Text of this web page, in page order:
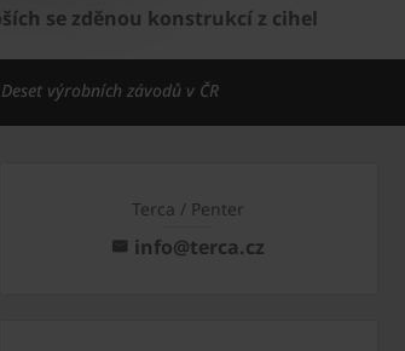
se zděnou konstrukcí z cihel
Deset výrobních závodů v ČR
Terca / Penter
info@terca.cz